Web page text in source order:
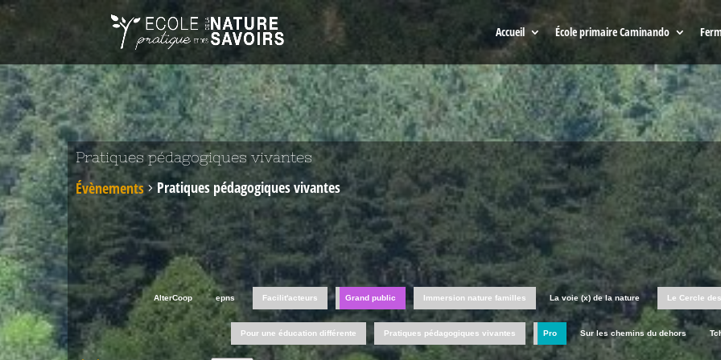
Accueil École primaire Caminando
Pratiques pédagogiques vivantes
Évènements Pratiques pédagogiques vivantes
AlterCoop epns Facilit'acteurs Grand public Immersion nature familles La voie (x) de la nature Le Cercle
Pour une éducation différente Pratiques pédagogiques vivantes Pro Sur les chemins du dehors